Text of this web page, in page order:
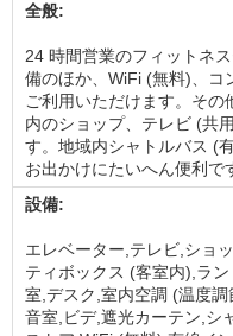
全般:
24 時間営業のフィットネ
備のほか、WiFi (無料)、コ
ご利用いただけます。そ
内のショップ、テレビ (共
す。地域内シャトルバス (
お出かけにたいへん便利で
設備:
エレベーター,テレビ,ショ
ティボックス (客室内),ラ
室,デスク,室内空調 (温度
音室,ビデ,遮光カーテン,シ